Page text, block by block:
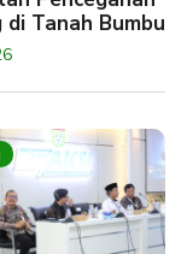
Tanah Bumbu